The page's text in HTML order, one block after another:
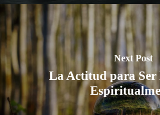
Next Post
La Actitud para